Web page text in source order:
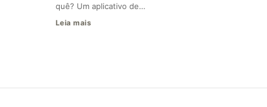
quê? Um aplicativo de…
Leia mais